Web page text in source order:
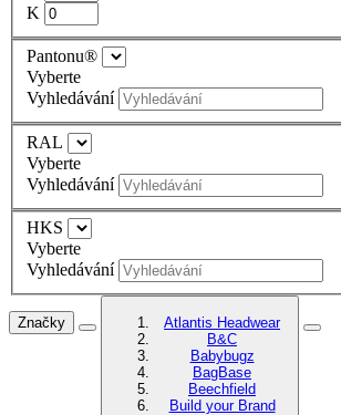
K
Pantonu®
Vyberte
Vyhledávání
RAL
Vyberte
Vyhledávání
HKS
Vyberte
Vyhledávání
Značky
Atlantis Headwear
B&C
Babybugz
BagBase
Beechfield
Build your Brand